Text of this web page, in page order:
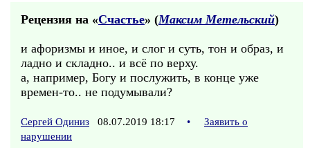
Рецензия на «Счастье» (Максим Метельский)
и афоризмы и иное, и слог и суть, тон и образ, и
ладно и складно.. и всё по верху.
а, например, Богу и послужить, в конце уже
времен-то.. не подумывали?
Сергей Одиниз 08.07.2019 18:17 •
Заявить о
нарушении